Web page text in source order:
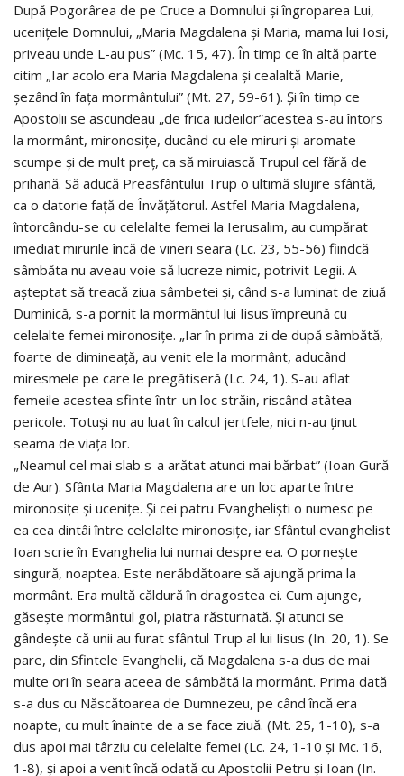
După Pogorârea de pe Cruce a Domnului și îngroparea Lui,
ucenițele Domnului, „Maria Magdalena și Maria, mama lui Iosi,
priveau unde L-au pus” (Mc. 15, 47). În timp ce în altă parte
citim „Iar acolo era Maria Magdalena și cealaltă Marie,
șezând în fața mormântului” (Mt. 27, 59-61). Și în timp ce
Apostolii se ascundeau „de frica iudeilor”acestea s-au întors
la mormânt, mironosițe, ducând cu ele miruri și aromate
scumpe și de mult preț, ca să miruiască Trupul cel fără de
prihană. Să aducă Preasfântului Trup o ultimă slujire sfântă,
ca o datorie față de Învățătorul. Astfel Maria Magdalena,
întorcându-se cu celelalte femei la Ierusalim, au cumpărat
imediat mirurile încă de vineri seara (Lc. 23, 55-56) fiindcă
sâmbăta nu aveau voie să lucreze nimic, potrivit Legii. A
așteptat să treacă ziua sâmbetei și, când s-a luminat de ziuă
Duminică, s-a pornit la mormântul lui Iisus împreună cu
celelalte femei mironosițe. „Iar în prima zi de după sâmbătă,
foarte de dimineață, au venit ele la mormânt, aducând
miresmele pe care le pregătiseră (Lc. 24, 1). S-au aflat
femeile acestea sfinte într-un loc străin, riscând atâtea
pericole. Totuși nu au luat în calcul jertfele, nici n-au ținut
seama de viața lor.
„Neamul cel mai slab s-a arătat atunci mai bărbat” (Ioan Gură
de Aur). Sfânta Maria Magdalena are un loc aparte între
mironosițe și ucenițe. Și cei patru Evangheliști o numesc pe
ea cea dintâi între celelalte mironosițe, iar Sfântul evanghelist
Ioan scrie în Evanghelia lui numai despre ea. O pornește
singură, noaptea. Este nerăbdătoare să ajungă prima la
mormânt. Era multă căldură în dragostea ei. Cum ajunge,
găsește mormântul gol, piatra răsturnată. Și atunci se
gândește că unii au furat sfântul Trup al lui Iisus (In. 20, 1). Se
pare, din Sfintele Evanghelii, că Magdalena s-a dus de mai
multe ori în seara aceea de sâmbătă la mormânt. Prima dată
s-a dus cu Născătoarea de Dumnezeu, pe când încă era
noapte, cu mult înainte de a se face ziuă. (Mt. 25, 1-10), s-a
dus apoi mai târziu cu celelalte femei (Lc. 24, 1-10 și Mc. 16,
1-8), și apoi a venit încă odată cu Apostolii Petru și Ioan (In.